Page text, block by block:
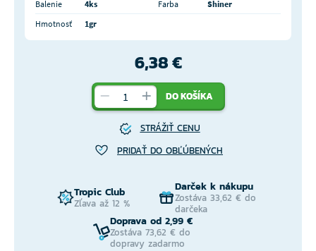
Balenie 4ks Farba
Shiner
Hmotnosť
1gr
6,38 €
DO KOŠÍKA
STRÁŽIŤ CENU
PRIDAŤ DO OBĽÚBENÝCH
Tropic Club
Zľava až 12 %
Darček k nákupu
Zostáva 33,62 € do
darčeka
Doprava od 2,99 €
Zostáva 73,62 € do
dopravy zadarmo